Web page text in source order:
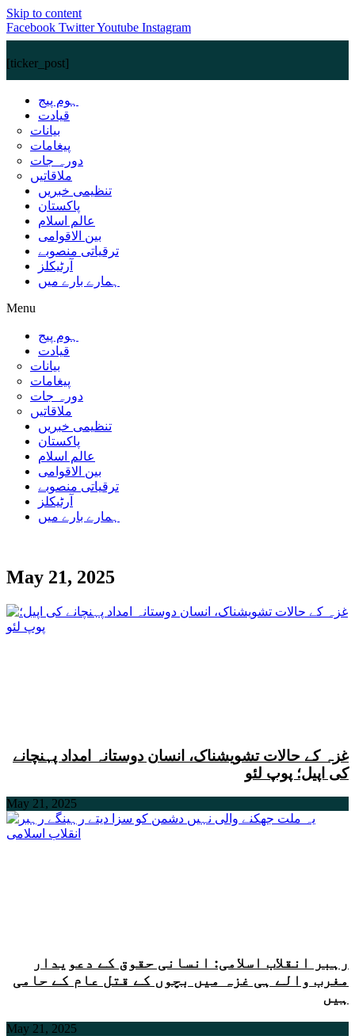
Skip to content
Facebook TwitterYoutube Instagram
[ticker_post]
ہوم پیج
قیادت
بیانات
پیغامات
دورہ جات
ملاقاتیں
تنظیمی خبریں
پاکستان
عالم اسلام
بین الاقوامی
ترقیاتی منصوبے
آرٹیکلز
ہمارے بارے میں
Menu
ہوم پیج
قیادت
بیانات
پیغامات
دورہ جات
ملاقاتیں
تنظیمی خبریں
پاکستان
عالم اسلام
بین الاقوامی
ترقیاتی منصوبے
آرٹیکلز
ہمارے بارے میں
May 21, 2025
غزہ کے حالات تشویشناک، انسان دوستانہ امداد پہنچانے
کی اپیل؛ پوپ لئو
May 21, 2025
رہبر انقلاب اسلامی: انسانی حقوق کے دعویدار
مغرب والے ہی غزہ میں بچوں کے قتل عام کے حامی
ہیں
May 21, 2025